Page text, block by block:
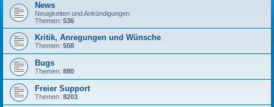
News
Neuigkeiten und Ankündigungen
Themen: 536
Kritik, Anregungen und Wünsche
Themen: 508
Bugs
Themen: 880
Freier Support
Themen: 8203